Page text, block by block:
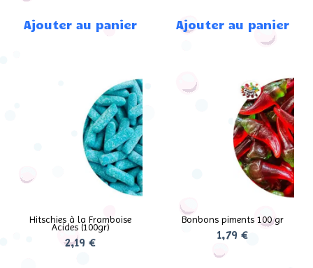
Ajouter au panier Ajouter au panier
Hitschies à la Framboise
Acides (100gr)
2,19€
Bonbons piments 100 gr
1,79 €